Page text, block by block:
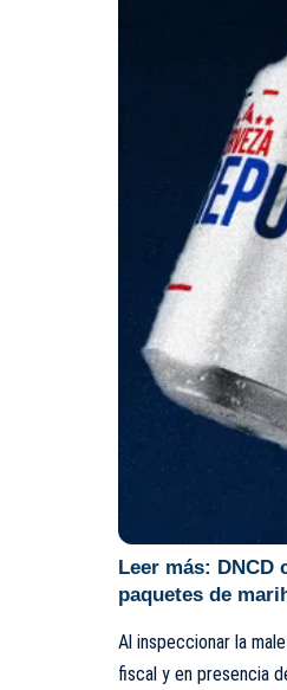
Leer más: DNCD
paquetes de
Al inspeccionar la
fiscal y en presencia